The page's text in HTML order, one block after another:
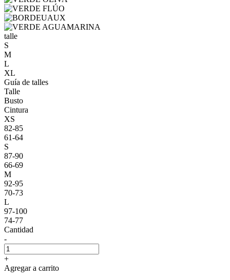
talle
S
M
L
XL
Guía de talles
Talle
Busto
Cintura
XS
82-85
61-64
S
87-90
66-69
M
92-95
70-73
L
97-100
74-77
Cantidad
-
+
Agregar a carrito